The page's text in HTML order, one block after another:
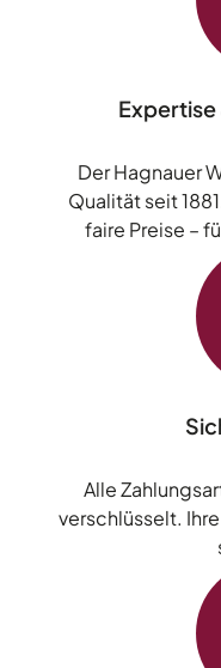
Expertise
Der Hagnauer
Qualität seit
faire Preise –
Alle
verschlüsselt.